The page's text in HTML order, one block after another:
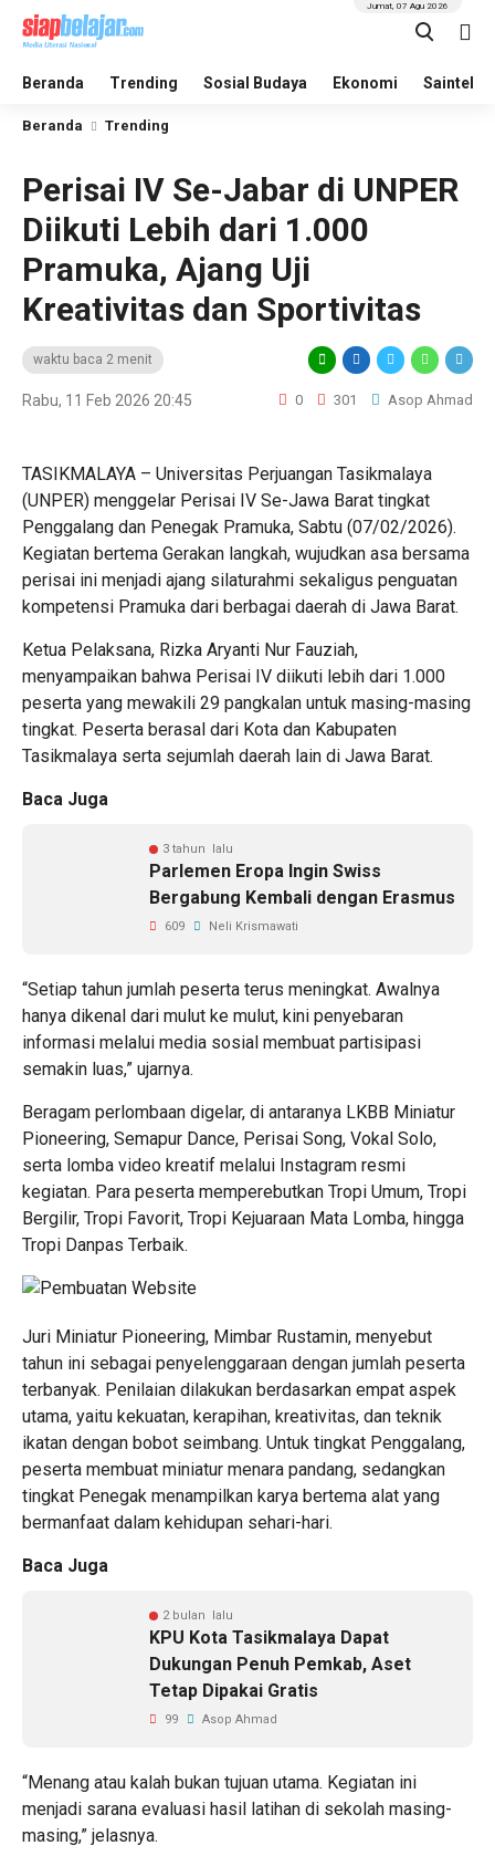
Beranda Trending Sosial Budaya Ekonomi Saintek
Jumat, 07 Agu 2026
Beranda Trending
Perisai IV Se-Jabar di UNPER
Diikuti Lebih dari 1.000
Pramuka, Ajang Uji
Kreativitas dan Sportivitas
waktu baca 2 menit
Rabu, 11 Feb 2026 20:45 0 301 Asop Ahmad
TASIKMALAYA – Universitas Perjuangan Tasikmalaya
(UNPER) menggelar Perisai IV Se-Jawa Barat tingkat
Penggalang dan Penegak Pramuka, Sabtu (07/02/2026).
Kegiatan bertema Gerakan langkah, wujudkan asa bersama
perisai ini menjadi ajang silaturahmi sekaligus penguatan
kompetensi Pramuka dari berbagai daerah di Jawa Barat.
Ketua Pelaksana, Rizka Aryanti Nur Fauziah,
menyampaikan bahwa Perisai IV diikuti lebih dari 1.000
peserta yang mewakili 29 pangkalan untuk masing-masing
tingkat. Peserta berasal dari Kota dan Kabupaten
Tasikmalaya serta sejumlah daerah lain di Jawa Barat.
Baca Juga
3 tahun lalu
Parlemen Eropa Ingin Swiss
Bergabung Kembali dengan Erasmus
609 Neli Krismawati
“Setiap tahun jumlah peserta terus meningkat. Awalnya
hanya dikenal dari mulut ke mulut, kini penyebaran
informasi melalui media sosial membuat partisipasi
semakin luas,” ujarnya.
Beragam perlombaan digelar, di antaranya LKBB Miniatur
Pioneering, Semapur Dance, Perisai Song, Vokal Solo,
serta lomba video kreatif melalui Instagram resmi
kegiatan. Para peserta memperebutkan Tropi Umum, Tropi
Bergilir, Tropi Favorit, Tropi Kejuaraan Mata Lomba, hingga
Tropi Danpas Terbaik.
Juri Miniatur Pioneering, Mimbar Rustamin, menyebut
tahun ini sebagai penyelenggaraan dengan jumlah peserta
terbanyak. Penilaian dilakukan berdasarkan empat aspek
utama, yaitu kekuatan, kerapihan, kreativitas, dan teknik
ikatan dengan bobot seimbang. Untuk tingkat Penggalang,
peserta membuat miniatur menara pandang, sedangkan
tingkat Penegak menampilkan karya bertema alat yang
bermanfaat dalam kehidupan sehari-hari.
Baca Juga
2 bulan lalu
KPU Kota Tasikmalaya Dapat
Dukungan Penuh Pemkab, Aset
Tetap Dipakai Gratis
99 Asop Ahmad
“Menang atau kalah bukan tujuan utama. Kegiatan ini
menjadi sarana evaluasi hasil latihan di sekolah masing-
masing,” jelasnya.